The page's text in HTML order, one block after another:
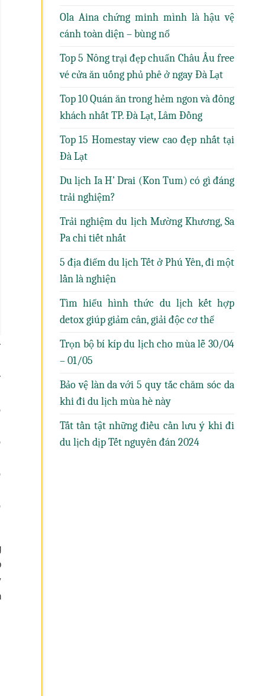
Ola Aina chứng minh mình là hậu vệ
cánh toàn diện – bùng nổ
Top 5 Nông trại đẹp chuẩn Châu Âu free
vé cửa ăn uống phủ phê ở ngay Đà Lạt
Top 10 Quán ăn trong hẻm ngon và đông
khách nhất TP. Đà Lạt, Lâm Đồng
Top 15 Homestay view cao đẹp nhất tại
Đà Lạt
Du lịch Ia H’ Drai (Kon Tum) có gì đáng
trải nghiệm?
Trải nghiệm du lịch Mường Khương, Sa
Pa chi tiết nhất
5 địa điểm du lịch Tết ở Phú Yên, đi một
lần là nghiện
Tìm hiểu hình thức du lịch kết hợp
detox giúp giảm cân, giải độc cơ thể
Trọn bộ bí kíp du lịch cho mùa lễ 30/04
– 01/05
Bảo vệ làn da với 5 quy tắc chăm sóc da
khi đi du lịch mùa hè này
Tất tần tật những điều cần lưu ý khi đi
du lịch dịp Tết nguyên đán 2024